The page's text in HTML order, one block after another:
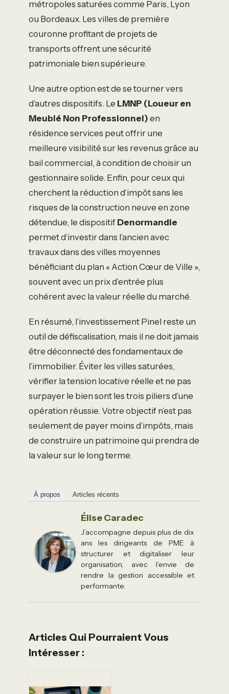
métropoles saturées comme Paris, Lyon
ou Bordeaux. Les villes de première
couronne profitant de projets de
transports offrent une sécurité
patrimoniale bien supérieure.
Une autre option est de se tourner vers
d’autres dispositifs. Le LMNP (Loueur en
Meublé Non Professionnel) en
résidence services peut offrir une
meilleure visibilité sur les revenus grâce au
bail commercial, à condition de choisir un
gestionnaire solide. Enfin, pour ceux qui
cherchent la réduction d’impôt sans les
risques de la construction neuve en zone
détendue, le dispositif Denormandie
permet d’investir dans l’ancien avec
travaux dans des villes moyennes
bénéficiant du plan « Action Cœur de Ville »,
souvent avec un prix d’entrée plus
cohérent avec la valeur réelle du marché.
En résumé, l’investissement Pinel reste un
outil de défiscalisation, mais il ne doit jamais
être déconnecté des fondamentaux de
l’immobilier. Éviter les villes saturées,
vérifier la tension locative réelle et ne pas
surpayer le bien sont les trois piliers d’une
opération réussie. Votre objectif n’est pas
seulement de payer moins d’impôts, mais
de construire un patrimoine qui prendra de
la valeur sur le long terme.
À propos Articles récents
Élise Caradec
J’accompagne depuis plus de dix
ans les dirigeants de PME à
structurer et digitaliser leur
organisation, avec l’envie de
rendre la gestion accessible et
performante.
Articles Qui Pourraient Vous
Intéresser :